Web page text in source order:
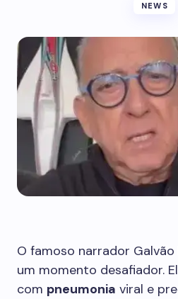
NEWS
O famoso narrador
um momento desafiador.
com pneumonia viral e